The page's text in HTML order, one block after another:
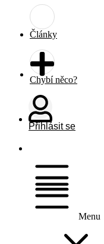
Články
Chybí něco?
Přihlásit se
Menu